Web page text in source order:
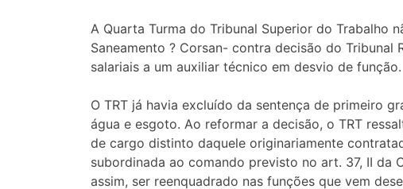
A Quarta Turma do Tribunal Superior do Trabalho
Saneamento ? Corsan- contra decisão do Tribunal
salariais a um auxiliar técnico em desvio de função.
O TRT já havia excluído da sentença de primeiro
água e esgoto. Ao reformar a decisão, o TRT
de cargo distinto daquele originariamente
subordinada ao comando previsto no art. 37, II da
assim, ser reenquadrado nas funções que vem